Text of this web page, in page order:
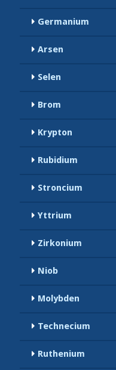
Germanium
Arsen
Selen
Brom
Krypton
Rubidium
Stroncium
Yttrium
Zirkonium
Niob
Molybden
Technecium
Ruthenium